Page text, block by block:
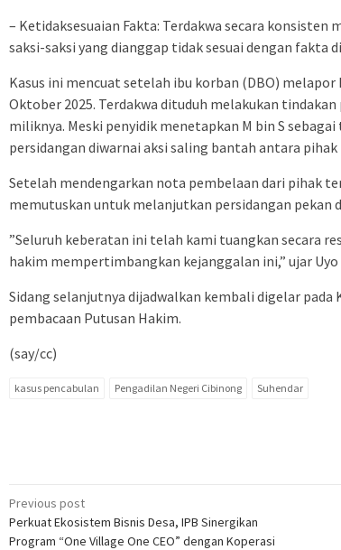
– ​Ketidaksesuaian Fakta: Terdakwa secara
saksi-saksi yang dianggap tidak sesuai dengan fakta
​Kasus ini mencuat setelah ibu korban (DBO) melapor
Oktober 2025. Terdakwa dituduh melakukan
miliknya. Meski penyidik menetapkan M bin S
persidangan diwarnai aksi saling bantah antara pihak
​Setelah mendengarkan nota pembelaan dari pihak
memutuskan untuk melanjutkan persidangan pekan
​”Seluruh keberatan ini telah kami tuangkan secara
hakim mempertimbangkan kejanggalan ini,” ujar Uyo
​Sidang selanjutnya dijadwalkan kembali digelar pada
pembacaan Putusan Hakim.
(say/cc)
kasus pencabulan Pengadilan Negeri Cibinong Suhendar
Post
navigation
Previous post
Perkuat Ekosistem Bisnis Desa, IPB Sinergikan
Program “One Village One CEO” dengan Koperasi